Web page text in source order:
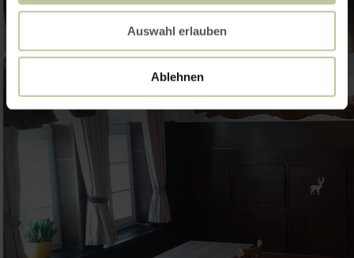
Auswahl erlauben
Ablehnen